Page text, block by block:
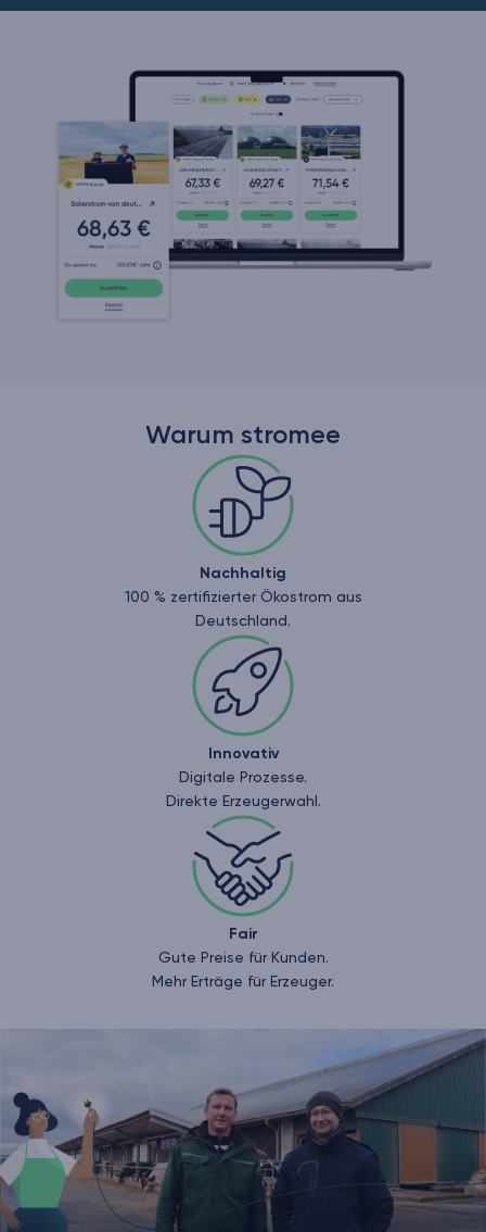
Warum stromee
Nachhaltig
100 % zertifizierter Ökostrom aus
Deutschland.
Innovativ
Digitale Prozesse.
Direkte Erzeugerwahl.
Fair
Gute Preise für Kunden.
Mehr Erträge für Erzeuger.